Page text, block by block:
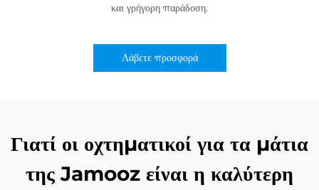
και γρήγορη παράδοση.
Λάβετε προσφορά
Γιατί οι οχτηματικοί για τα μάτια
της Jamooz είναι η καλύτερη